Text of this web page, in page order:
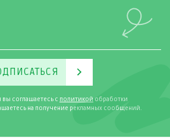
соглашаетесь с политикой обработки
на получение рекламных сообщений.